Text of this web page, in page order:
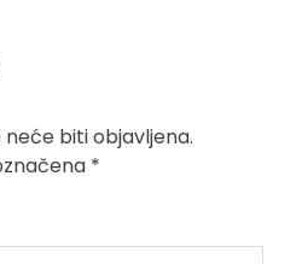
biti objavljena.
*